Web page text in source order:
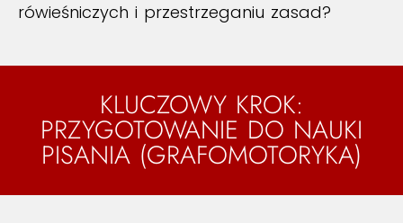
rówieśniczych i przestrzeganiu zasad?
KLUCZOWY KROK:
PRZYGOTOWANIE DO NAUKI
PISANIA (GRAFOMOTORYKA)